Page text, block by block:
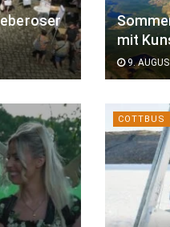
mit
9.
COTTBUS